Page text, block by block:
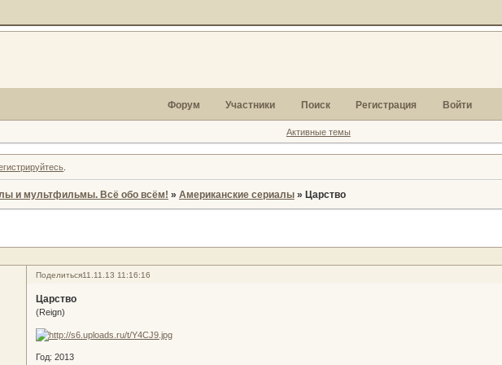
Форум Участники Поиск Регистрация Войти
Активные темы
и мультфильмы. Всё обо всём! » Американские сериалы » Царство
Поделиться11.11.13 11:16:16
Царство
(Reign)
Год: 2013